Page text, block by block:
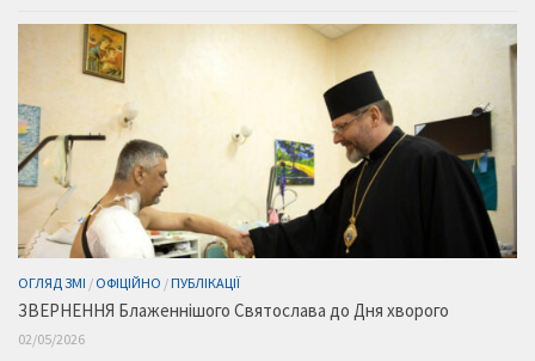
ОГЛЯД ЗМІ / ОФІЦІЙНО /ПУБЛІКАЦІЇ
ЗВЕРНЕННЯ Блаженнішого Святослава до Дня хворого
02/05/2026